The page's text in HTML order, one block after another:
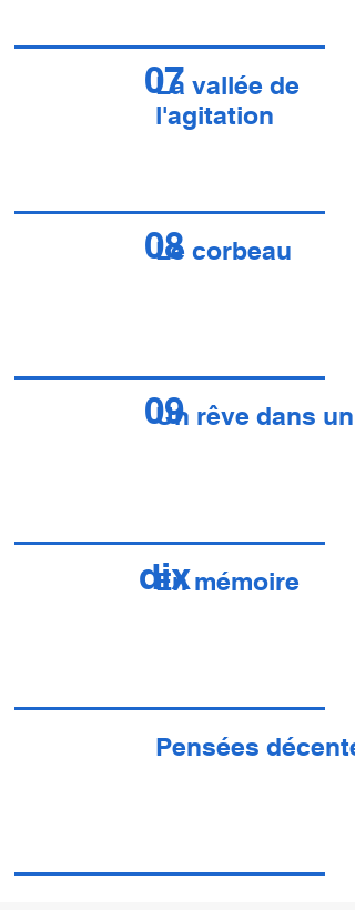
07
La vallée de
l'agitation
08
Le corbeau
09
Un rêve dans un
dix
En mémoire
Pensées